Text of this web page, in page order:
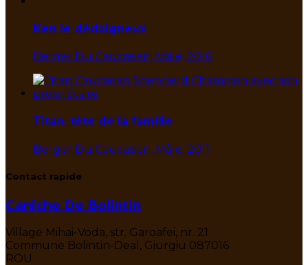
Ken le dédaigneux
Berger Du Caucasien, Mâle, 2016
Titan, tête de la famille
Berger Du Caucasien, Mâle, 2011
Contact rapide
Caniche De Bolintin
Village Mihai-Voda, str. Garoafei, nr. 21
Commune Bolintin-Deal, Giurgiu 087016
ROU